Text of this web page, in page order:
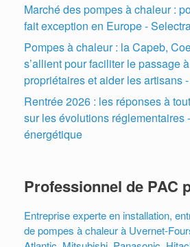
Marché des pompes à chaleur :
fait exception en Europe -
Pompes à chaleur : la Capeb,
s’allient pour faciliter le passage
propriétaires et aider les artisans
Rentrée 2026 : les réponses à
sur les évolutions réglementaires
énergétique
Professionnel de PAC
Entreprise experte en installation,
de pompes à chaleur à Uvernet-